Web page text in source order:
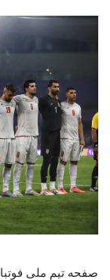
صفحه تیم ملی